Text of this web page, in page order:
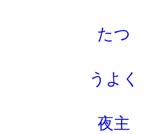
たつ
うよく
夜主